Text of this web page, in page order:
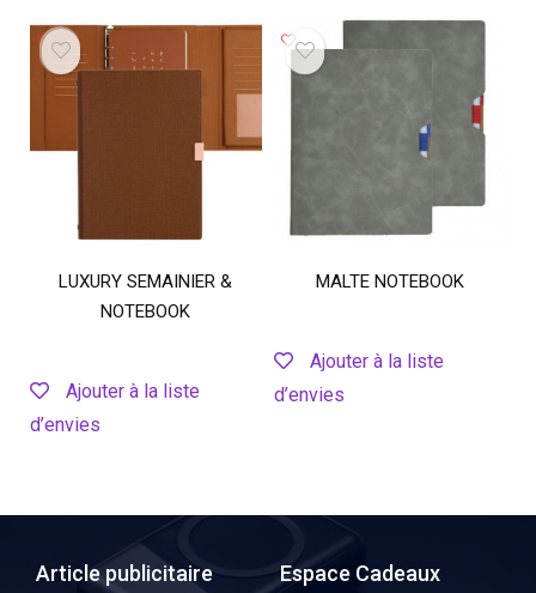
LUXURY SEMAINIER &
NOTEBOOK
Ajouter à la liste
d’envies
MALTE NOTEBOOK
Ajouter à la liste
d’envies
Article publicitaire Espace Cadeaux